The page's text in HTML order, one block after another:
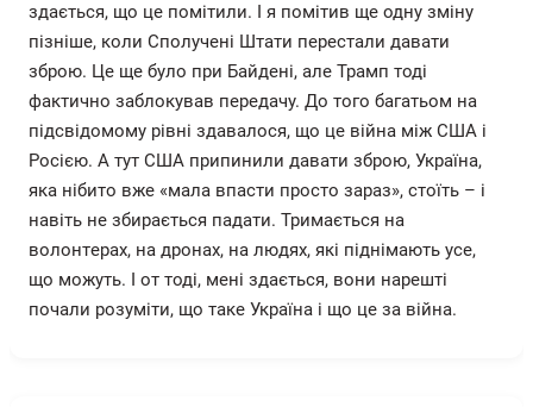
здається, що це помітили. І я помітив ще одну зміну
пізніше, коли Сполучені Штати перестали давати
зброю. Це ще було при Байдені, але Трамп тоді
фактично заблокував передачу. До того багатьом на
підсвідомому рівні здавалося, що це війна між США і
Росією. А тут США припинили давати зброю, Україна,
яка нібито вже «мала впасти просто зараз», стоїть – і
навіть не збирається падати. Тримається на
волонтерах, на дронах, на людях, які піднімають усе,
що можуть. І от тоді, мені здається, вони нарешті
почали розуміти, що таке Україна і що це за війна.